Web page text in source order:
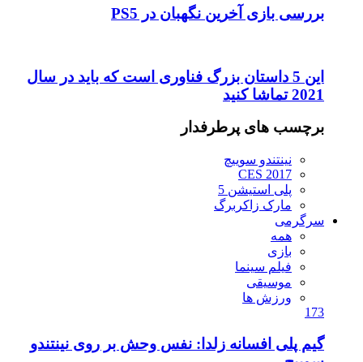
بررسی بازی آخرین نگهبان در PS5
این 5 داستان بزرگ فناوری است که باید در سال
2021 تماشا کنید
برچسب های پرطرفدار
نینتندو سوییچ
CES 2017
پلی استیشن 5
مارک زاکربرگ
سرگرمی
همه
بازی
فیلم سینما
موسیقی
ورزش ها
173
گیم پلی افسانه زلدا: نفس وحش بر روی نینتندو